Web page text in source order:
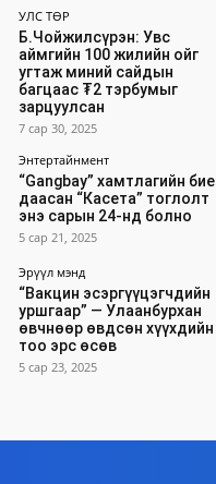
УЛС ТӨР
Б.Чойжилсүрэн: Увс
аймгийн 100 жилийн ойг
угтаж миний сайдын
багцаас ₮2 тэрбумыг
зарцуулсан
7 сар 30, 2025
Энтертайнмент
“Gangbay” хамтлагийн бие
даасан “Касета” тоглолт
энэ сарын 24-нд болно
5 сар 21, 2025
Эрүүл мэнд
“Вакцин эсэргүүцэгчдийн
уршгаар” — Улаанбурхан
өвчнөөр өвдсөн хүүхдийн
тоо эрс өсөв
5 сар 23, 2025